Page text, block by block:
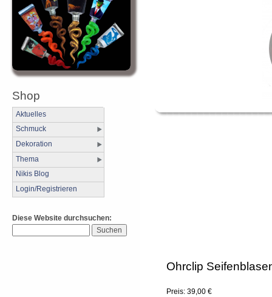
Shop
Aktuelles
Schmuck
Dekoration
Thema
Nikis Blog
Login/Registrieren
Diese Website durchsuchen:
Ohrclip
Preis: 39,00 €